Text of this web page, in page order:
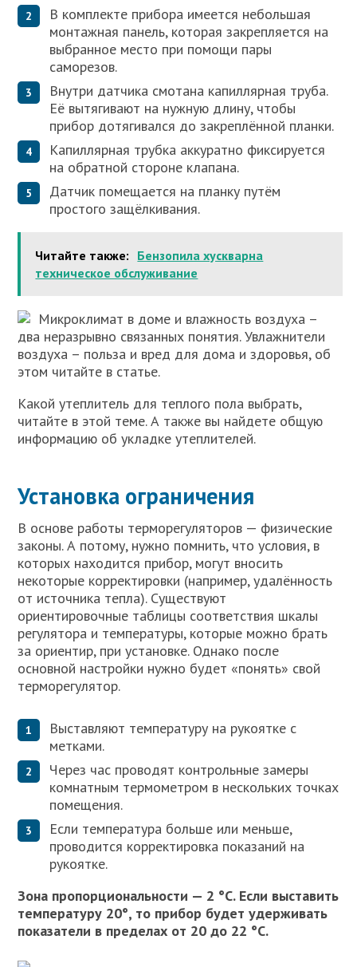
В комплекте прибора имеется небольшая
монтажная панель, которая закрепляется на
выбранное место при помощи пары
саморезов.
Внутри датчика смотана капиллярная труба.
Её вытягивают на нужную длину, чтобы
прибор дотягивался до закреплённой планки.
Капиллярная трубка аккуратно фиксируется
на обратной стороне клапана.
Датчик помещается на планку путём
простого защёлкивания.
Читайте также: Бензопила хускварна
техническое обслуживание
Микроклимат в доме и влажность воздуха –
два неразрывно связанных понятия. Увлажнители
воздуха – польза и вред для дома и здоровья, об
этом читайте в статье.
Какой утеплитель для теплого пола выбрать,
читайте в этой теме. А также вы найдете общую
информацию об укладке утеплителей.
Установка ограничения
В основе работы терморегуляторов — физические
законы. А потому, нужно помнить, что условия, в
которых находится прибор, могут вносить
некоторые корректировки (например, удалённость
от источника тепла). Существуют
ориентировочные таблицы соответствия шкалы
регулятора и температуры, которые можно брать
за ориентир, при установке. Однако после
основной настройки нужно будет «понять» свой
терморегулятор.
Выставляют температуру на рукоятке с
метками.
Через час проводят контрольные замеры
комнатным термометром в нескольких точках
помещения.
Если температура больше или меньше,
проводится корректировка показаний на
рукоятке.
Зона пропорциональности — 2 °C. Если выставить
температуру 20°, то прибор будет удерживать
показатели в пределах от 20 до 22 °C.